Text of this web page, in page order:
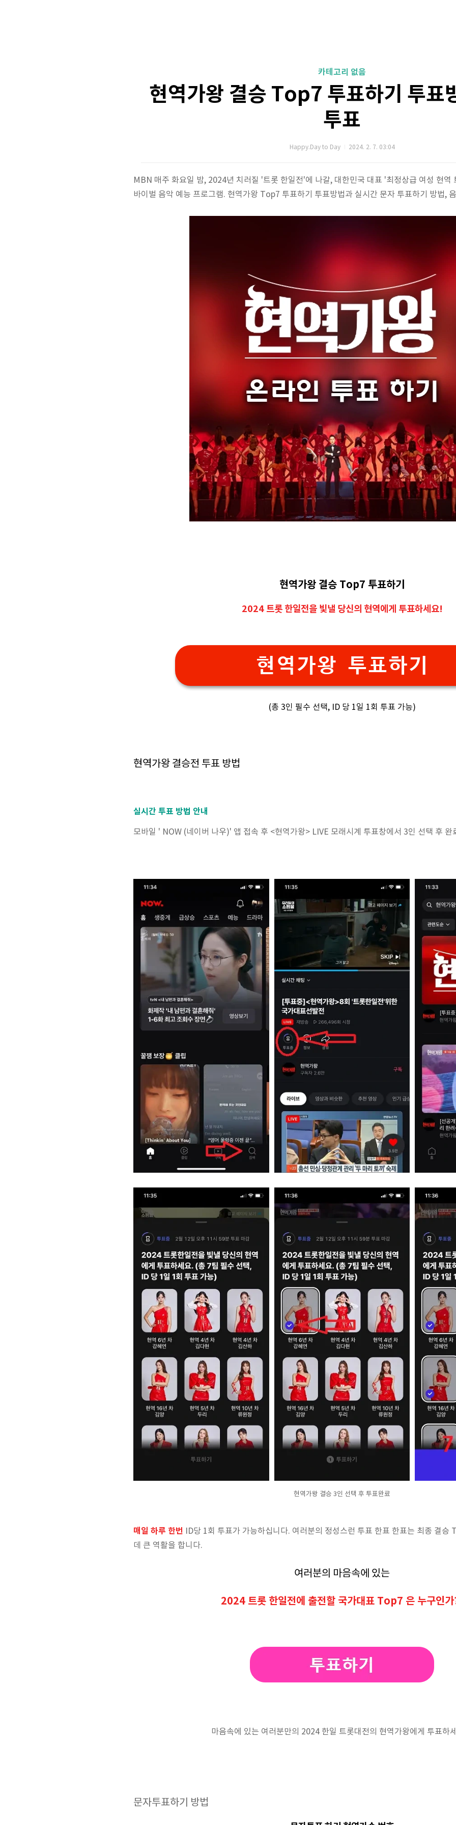
카테고리 없음
현역가왕 결승 Top7 투표하기 투표
투표
Happy.Day to Day 2024. 2. 7. 03:04
MBN 매주 화요일 밤, 2024년 치러질 '트롯 한일전'에 나갈, 대한민국 대표 '최정상급 여성 현
바이벌 음악 예능 프로그램. 현역가왕 Top7 투표하기 투표방법과 실시간 문자 투표하기 방법,
현역가왕 결승 Top7 투표하기
2024 트롯 한일전을 빛낼 당신의 현역에게 투표하세요!
현역가왕 투표하기
(총 3인 필수 선택, ID 당 1일 1회 투표 가능)
현역가왕 결승전 투표 방법
실시간 투표 방법 안내
모바일 ' NOW (네이버 나우)' 앱 접속 후 <현역가왕> LIVE 모래시계 투표창에서 3인 선택 후 완
현역가왕 결승 3인 선택 후 투표완료
매일 하루 한번 ID당 1회 투표가 가능하십니다. 여러분의 정성스런 투표 한표 한표는 최종 결승
데 큰 역활을 합니다.
여러분의 마음속에 있는
2024 트롯 한일전에 출전할 국가대표 Top7 은 누구인
마음속에 있는 여러분만의 2024 한일 트롯대전의 현역가왕에게 투표하
문자투표하기 방법